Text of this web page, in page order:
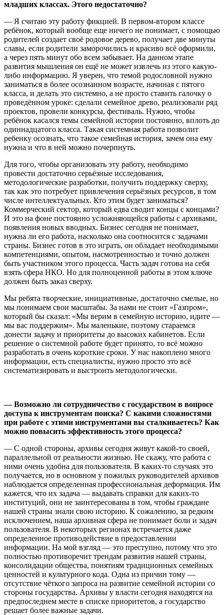
младших классах. Этого недостаточно?
— Я считаю эту работу фикцией. В первом-втором классе
ребёнок, который вообще еще ничего не понимает, с помощью
родителей создает своё родовое дерево, получает две минуты
славы, если родители заморочились и красиво всё оформили,
а через пять минут обо всем забывает. На данном этапе
развития мышления он ещё не может извлечь из этого какую-
либо информацию. Я уверен, что темой родословной нужно
заниматься в более осознанном возрасте, начиная с пятого
класса, и делать это системно, а не просто ставить галочку о
проведённом уроке: сделали семейное древо, реализовали ряд
проектов, провели конкурсы, фестиваль. Нужно, чтобы
ребёнок касался темы семейной истории постоянно, вплоть до
одиннадцатого класса. Такая системная работа позволит
ребенку осознать, что такое семейная история, зачем она ему
нужна и что в ней можно почерпнуть.
Для того, чтобы организовать эту работу, необходимо
провести достаточно серьёзные исследования,
методологические разработки, получить поддержку сверху,
так как это потребует привлечения серьёзных ресурсов, в том
числе интеллектуальных. Кто этим будет заниматься?
Коммерческий сектор, который едва сводит концы с концами?
И это на фоне постоянно усложняющейся работы с архивами,
появления новых вводных. Бизнес сегодня не понимает,
нужна ли его работа, насколько она соотносится с задачами
страны. Бизнес готов в это играть, он обладает необходимыми
компетенциями, опытом, насмотренностью и точно должен
быть участником этого процесса. Часть задач готова на себя
взять сфера НКО. Но для полноценной работы в этом ключе
должен быть заказ сверху.
Мы ребята творческие, инициативные, достаточно смелые, но
мы понимаем свои масштабы. За нами не стоит «Газпром»,
который бы сказал: «Мы верим в семейную историю, идите —
мы вас поддержим». Мы маленькие, поэтому стараемся
донести задачу и приоритеты до высоких кабинетов. Если
решение о системной работе будет принято, то всё можно
разработать в очень короткие сроки. У нас накоплено много
информации, есть специалисты, нужно просто это всё
систематизировать и выстроить методологически.
— Возможно ли сотрудничество с государством в вопросе
доступа к инструментам поиска? С какими сложностями
при работе с этими инструментами вы сталкиваетесь? Как
можно повысить эффективность этого процесса?
— С одной стороны, архивы сегодня живут какой-то своей,
параллельной от реальности жизнью. Не скажу, что работа с
ними очень удобна для пользователя. В каких-то случаях это
получается, но в основном у пожилых руководителей архивов
наблюдается определенная профессиональная деформация. Им
кажется, что их задача — выдавать справки для каких-то
институций, они не заинтересованы в том, чтобы граждане
нашей страны знали свою историю. К сожалению, за редким
исключением, наша архивная сфера не понимает боли и задач
пользователя. В некоторых регионах встречается даже
определенное противодействие в предоставлении
информации. На мой взгляд — это преступно, потому что это
полностью противоречит трендам развития нашей страны,
консолидации общества, понятиям традиционных семейных
ценностей и культурного кода. Одна из причин тому —
отсутствие чёткого запроса на развитие семейной истории со
стороны государства. Архивы у власти сегодня находятся на
предпоследнем месте в списке приоритетов, а государство
решает более важные задачи.